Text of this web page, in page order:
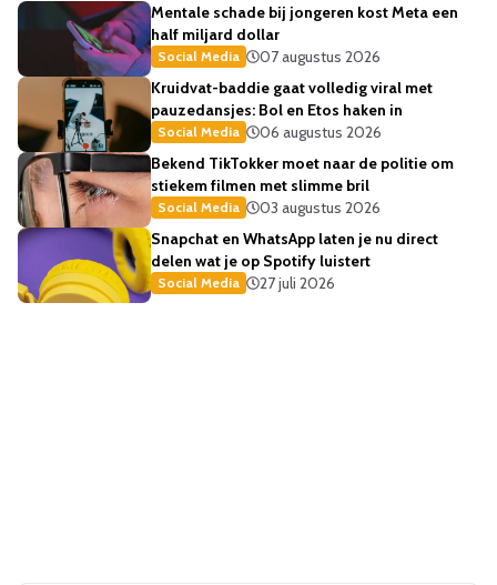
Mentale schade bij jongeren kost Meta een
half miljard dollar
Social Media
07 augustus 2026
Kruidvat-baddie gaat volledig viral met
pauzedansjes: Bol en Etos haken in
Social Media
06 augustus 2026
Bekend TikTokker moet naar de politie om
stiekem filmen met slimme bril
Social Media
03 augustus 2026
Snapchat en WhatsApp laten je nu direct
delen wat je op Spotify luistert
Social Media 27 juli 2026